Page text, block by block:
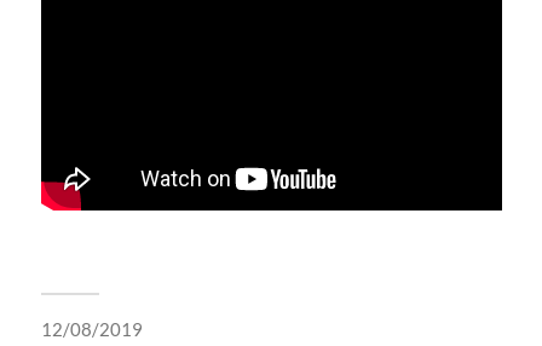
12/08/2019